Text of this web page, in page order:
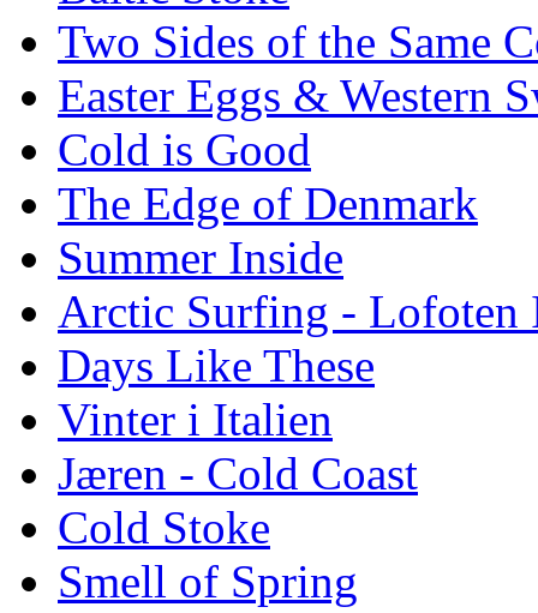
Two Sides of the Same
Easter Eggs & Western
Cold is Good
The Edge of Denmark
Summer Inside
Arctic Surfing - Lofoten
Days Like These
Vinter i Italien
Jæren - Cold Coast
Cold Stoke
Smell of Spring